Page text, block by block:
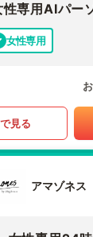
性専用AIパー
女性専用
見る
アマゾネス